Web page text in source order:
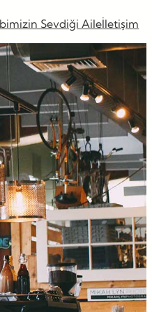
Sevdiği Aileİletişim